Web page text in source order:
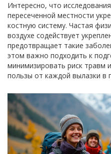
Интересно, что
пересеченной местности
костную систему. Частая
воздухе содействует
предотвращает такие
этом важно подходить к
минимизировать риск травм
пользы от каждой вылазки в